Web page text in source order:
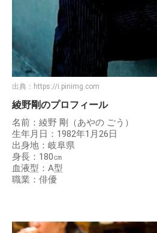
出典： https://i.pinimg.com
綾野剛のプロフィール
名前：綾野 剛（あやの ごう）
生年月日：1982年1月26日
出身地：岐阜県
身長：180㎝
血液型：A型
職業：俳優